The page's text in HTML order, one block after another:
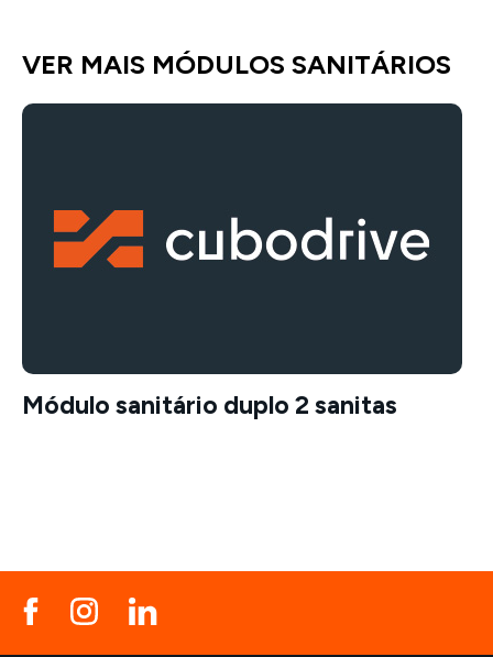
VER MAIS MÓDULOS SANITÁRIOS
Módulo sanitário duplo 2 sanitas